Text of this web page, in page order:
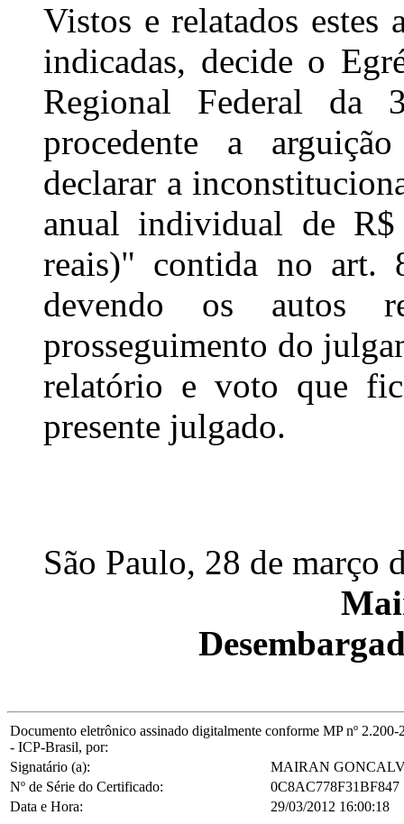
Vistos e relatados estes
indicadas, decide o
Regional Federal da
procedente a
declarar a
anual individual de
reais)" contida no art.
devendo os autos
prosseguimento do
relatório e voto que
presente julgado.
São Paulo, 28 de março
Documento eletrônico assinado digitalmente conforme MP nº
- ICP-Brasil, por:
Signatário (a):
MAIRAN
Nº de Série do Certificado:
0C8AC778F31BF847
Data e Hora:
29/03/2012 16:00:18